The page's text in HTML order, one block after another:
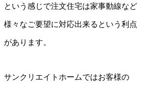
という感じで注文住宅は家事動線など
様々なご要望に対応出来るという利点
があります。
サンクリエイトホームではお客様の